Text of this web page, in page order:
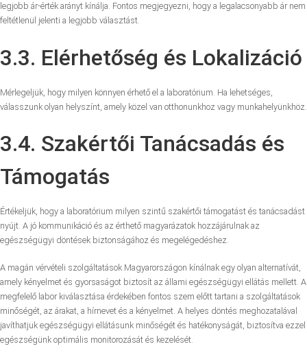
legjobb ár-érték arányt kínálja. Fontos megjegyezni, hogy a legalacsonyabb ár nem
feltétlenül jelenti a legjobb választást.
3.3. Elérhetőség és Lokalizáció
Mérlegeljük, hogy milyen könnyen érhető el a laboratórium. Ha lehetséges,
válasszunk olyan helyszínt, amely közel van otthonunkhoz vagy munkahelyünkhöz.
3.4. Szakértői Tanácsadás és
Támogatás
Értékeljük, hogy a laboratórium milyen szintű szakértői támogatást és tanácsadást
nyújt. A jó kommunikáció és az érthető magyarázatok hozzájárulnak az
egészségügyi döntések biztonságához és megelégedéshez.
A magán vérvételi szolgáltatások Magyarországon kínálnak egy olyan alternatívát,
amely kényelmet és gyorsaságot biztosít az állami egészségügyi ellátás mellett. A
megfelelő labor kiválasztása érdekében fontos szem előtt tartani a szolgáltatások
minőségét, az árakat, a hírnevet és a kényelmet. A helyes döntés meghozatalával
javíthatjuk egészségügyi ellátásunk minőségét és hatékonyságát, biztosítva ezzel
egészségünk optimális monitorozását és kezelését.